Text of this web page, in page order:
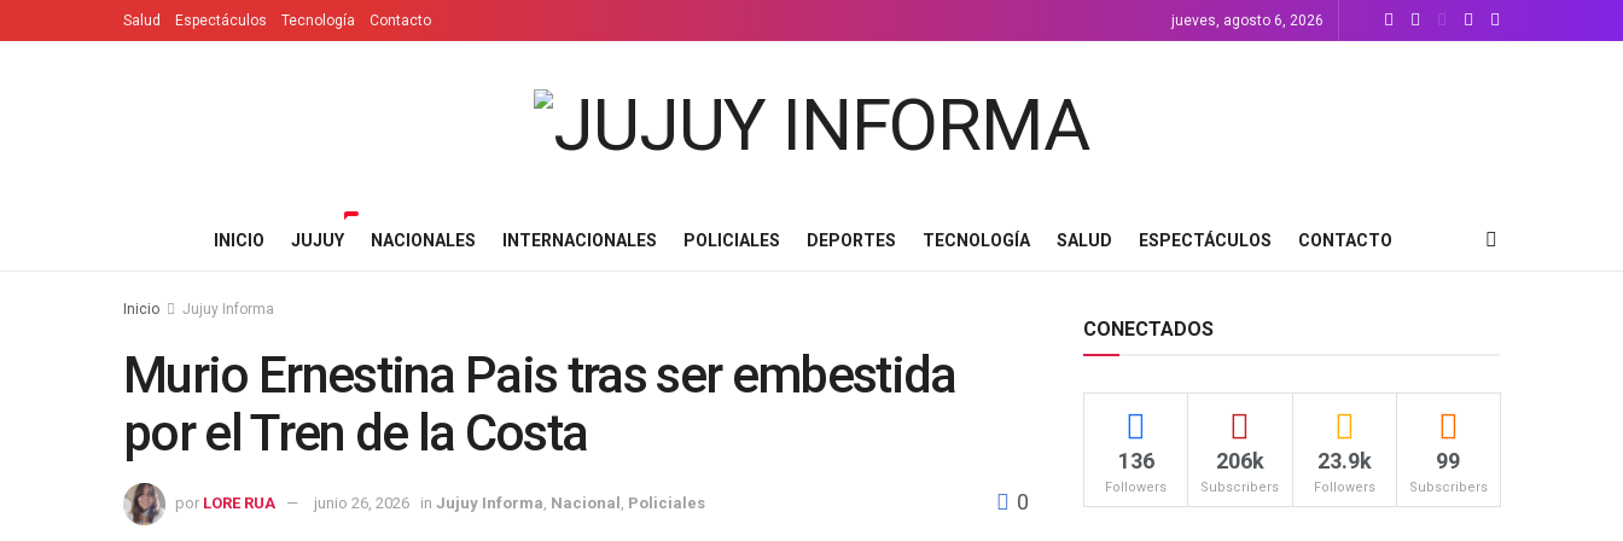
Salud Espectáculos Tecnología Contacto jueves, agosto 6, 2026
INICIO JUJUY NACIONALES INTERNACIONALES POLICIALES DEPORTES TECNOLOGÍA SALUD ESPECTÁCULOS CONTACTO
Inicio Jujuy Informa
Murio Ernestina Pais tras ser embestida
por el Tren de la Costa
por LORE RUA junio 26, 2026 in Jujuy Informa Nacional Policiales 0
CONECTADOS
136
Followers
206k
Subscribers
23.9k
Followers
99
Subscribers